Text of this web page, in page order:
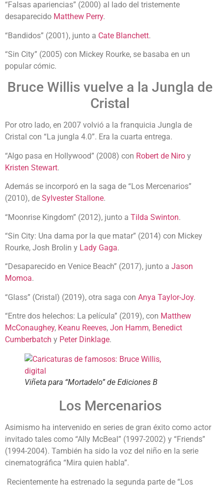
“Falsas apariencias” (2000) al lado del tristemente
desaparecido Matthew Perry.
“Bandidos” (2001), junto a Cate Blanchett.
“Sin City” (2005) con Mickey Rourke, se basaba en un
popular cómic.
Bruce Willis vuelve a la Jungla de
Cristal
Por otro lado, en 2007 volvió a la franquicia Jungla de
Cristal con “La jungla 4.0”. Era la cuarta entrega.
“Algo pasa en Hollywood” (2008) con Robert de Niro y
Kristen Stewart.
Además se incorporó en la saga de “Los Mercenarios”
(2010), de Sylvester Stallone.
“Moonrise Kingdom” (2012), junto a Tilda Swinton.
“Sin City: Una dama por la que matar” (2014) con Mickey
Rourke, Josh Brolin y Lady Gaga.
“Desaparecido en Venice Beach” (2017), junto a Jason
Momoa.
“Glass” (Cristal) (2019), otra saga con Anya Taylor-Joy.
“Entre dos helechos: La película” (2019), con Matthew
McConaughey, Keanu Reeves, Jon Hamm, Benedict
Cumberbatch y Peter Dinklage.
Viñeta para “Mortadelo” de Ediciones B
Los Mercenarios
Asimismo ha intervenido en series de gran éxito como actor
invitado tales como “Ally McBeal” (1997-2002) y “Friends”
(1994-2004). También ha sido la voz del niño en la serie
cinematográfica “Mira quien habla”.
Recientemente ha estrenado la segunda parte de “Los